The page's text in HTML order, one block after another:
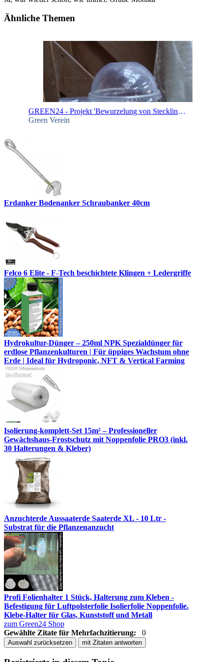
Ähnliche Themen
GREEN24 - Projekt 'Bewurzelung von Stecklingen'
Green Verein
Erdanker Bodenanker Schraubanker 40cm
Felco 6 Elite - F-Tech beschichtete Klingen + Ledergriffe
Hydrokultur-Dünger – 250ml NPK Spezialdünger für
erdlose Pflanzenkulturen | Für üppiges Wachstum ohne
Erde | Ideal für Hydroponic, NFT & Vertical Farming
Isolierung-komplett-Set 15m² – Professioneller
Gewächshaus-Frostschutz mit Noppenfolie PRO3 (inkl.
30 Halterungen & Kleber)
Anzuchterde Aussaaterde Saaterde XL - 10 Ltr -
Substrat für die Pflanzenanzucht
Profi Folienhalter 1 Stück, Halterung zum Kleben -
Befestigung für Luftpolsterfolie Isolierfolie Noppenfolie.
Klebe-Halter für Glas, Kunststoff und Metall
zum Green24 Shop
Gewählte Zitate für Mehrfachzitierung:
0
Auswahl zurücksetzen mit Zitaten antworten